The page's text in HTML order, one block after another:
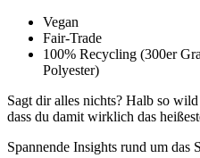
Vegan
Fair-Trade
100% Recycling (300er
Polyester)
Sagt dir alles nichts? Halb so
dass du damit wirklich das
Spannende Insights rund um das